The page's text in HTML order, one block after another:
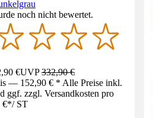
noch nicht bewertet.
€UVP332,90 €
— 152,90 € * Alle Preise inkl.
ggf. zzgl. Versandkosten pro
€*/ ST